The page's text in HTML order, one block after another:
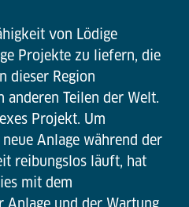
von Lödige
Projekte zu liefern, die
dieser Region
anderen Teilen der Welt.
Projekt. Um
Anlage während der
reibungslos läuft, hat
mit dem
Anlage und der Wartung